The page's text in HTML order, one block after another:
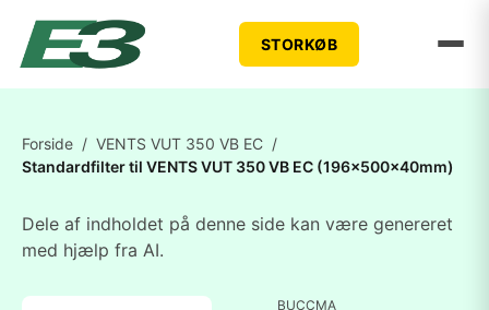
STORKØB
Forside / VENTS VUT 350 VB EC /
Standardfilter til VENTS VUT 350 VB EC (196x500x40mm)
Dele af indholdet på denne side kan være genereret
med hjælp fra AI.
BUCCMA